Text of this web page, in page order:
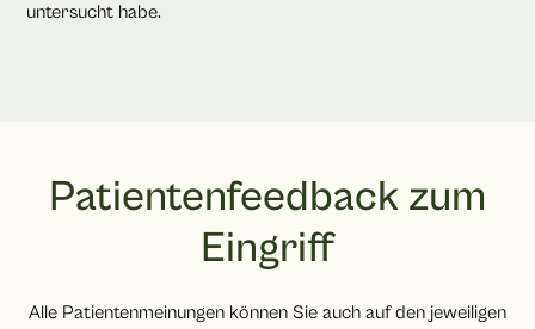
untersucht habe.
Patientenfeedback zum
Eingriff
Alle Patientenmeinungen können Sie auch auf den jeweiligen